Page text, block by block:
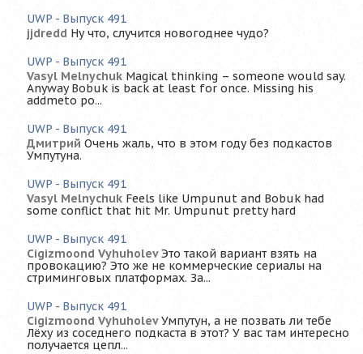
UWP - Выпуск 491
jjdredd Ну что, случится новогоднее чудо?
UWP - Выпуск 491
Vasyl Melnychuk Magical thinking – someone would say.
Anyway Bobuk is back at least for once. Missing his
addmeto po...
UWP - Выпуск 491
Дмитрий Очень жаль, что в этом году без подкастов
Умпутуна.
UWP - Выпуск 491
Vasyl Melnychuk Feels like Umpunut and Bobuk had
some conflict that hit Mr. Umpunut pretty hard
UWP - Выпуск 491
Cigizmoond Vyhuholev Это такой вариант взять на
провокацию? Это же не коммерческие сериалы на
стриминговых платформах. За...
UWP - Выпуск 491
Cigizmoond Vyhuholev Умпутун, а не позвать ли тебе
Лёху из соседнего подкаста в этот? У вас там интересно
получается цепл...